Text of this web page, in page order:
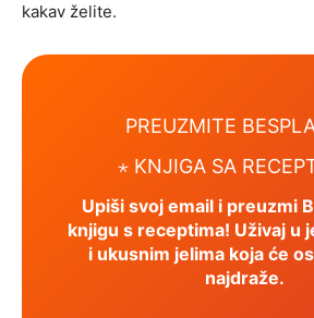
kakav želite.
PREUZMITE
⋆ KNJIGA SA
Upiši svoj email i preuzmi
knjigu s receptima! Uživaj u
i ukusnim jelima koja će
najdraže.